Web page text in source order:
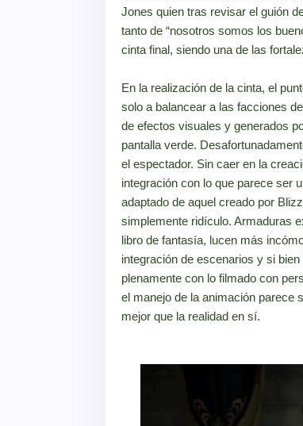
Jones quien tras revisar el guión
tanto de “nosotros somos los
cinta final, siendo una de las
En la realización de la cinta, el
solo a balancear a las facciones
de efectos visuales y generados
pantalla verde.
el espectador. Sin caer en la
integración con lo que parece ser
adaptado de aquel creado por
simplemente ridículo. Armaduras
libro de fantasía, lucen más
integración de escenarios y si
plenamente con lo filmado con
el manejo de la animación parece
mejor que la realidad en sí.